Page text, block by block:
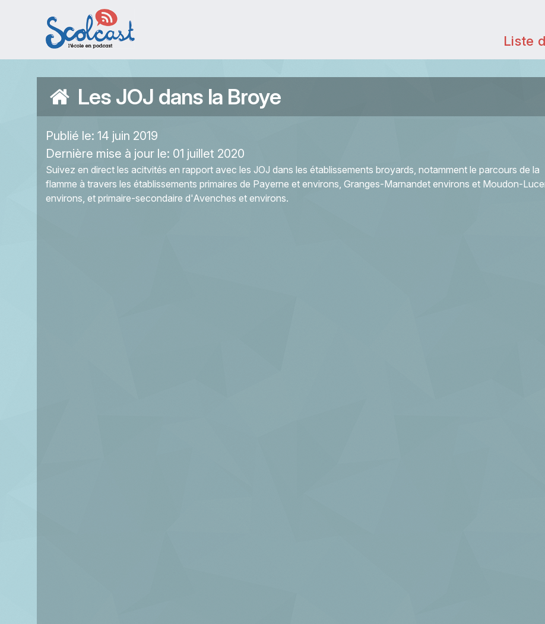
Aller au contenu principal
Liste
Les JOJ dans la Broye
Publié le: 14 juin 2019
Dernière mise à jour le: 01 juillet 2020
Suivez en direct les acitvités en rapport avec les JOJ dans les établissements broyards, notamment le parcours de la
flamme à travers les établissements primaires de Payerne et environs, Granges-Marnandet environs et Moudon-
environs, et primaire-secondaire d'Avenches et environs.